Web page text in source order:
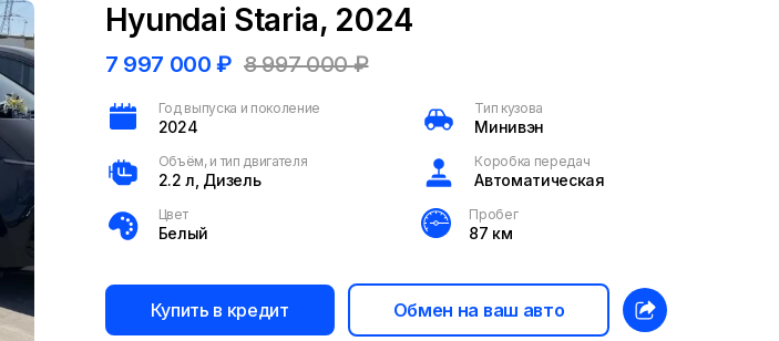
Hyundai Staria, 2024
8 997 000₽
7 997 000₽
Год выпуска и поколение
2024
Тип кузова
Минивэн
Объём, и тип двигателя
2.2 л, Дизель
Коробка передач
Автоматическая
Цвет
Белый
Пробег
87 км
Купить в кредит Обмен на ваш авто